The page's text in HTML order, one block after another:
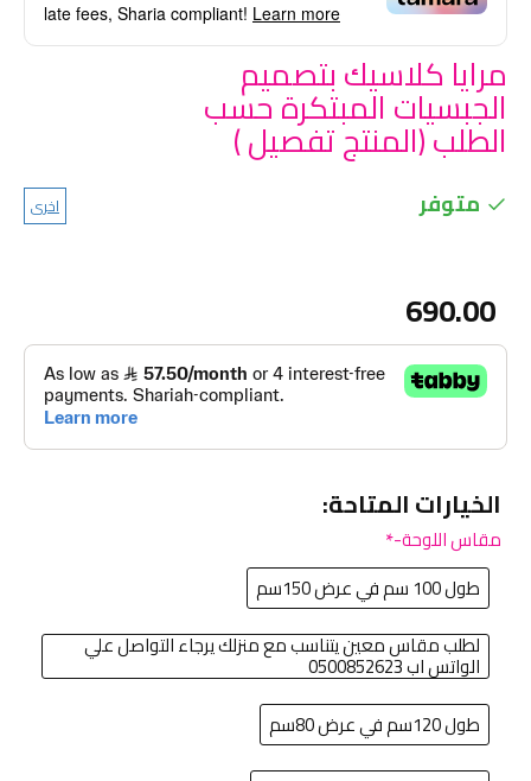
late fees, Sharia compliant! Learn more
مرايا كلاسيك بتصميم
الجبسيات المبتكرة حسب
الطلب (المنتج تفصيل )
متوفر اخرى
690.00
الخيارات المتاحة:
مقاس اللوحة-
طول 100 سم في عرض 150سم
لطلب مقاس معين يتناسب مع منزلك يرجاء التواصل علي
الواتس اب 0500852623
طول 120سم في عرض 80سم